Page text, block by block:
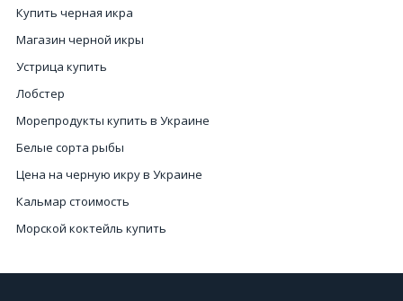
Купить черная икра
Магазин черной икры
Устрица купить
Лобстер
Морепродукты купить в Украине
Белые сорта рыбы
Цена на черную икру в Украине
Кальмар стоимость
Морской коктейль купить